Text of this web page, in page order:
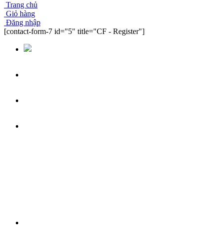
Trang chủ
Giỏ hàng
Đăng nhập
[contact-form-7 id="5" title="CF - Register"]